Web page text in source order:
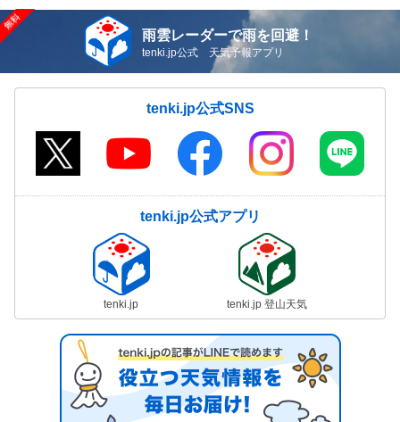
雨雲レーダーで雨を回避！
tenki.jp公式 天気予報アプリ
tenki.jp公式SNS
tenki.jp公式アプリ
tenki.jp tenki.jp 登山天気